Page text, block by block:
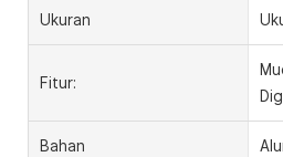
Ukuran
Fitur:
Bahan